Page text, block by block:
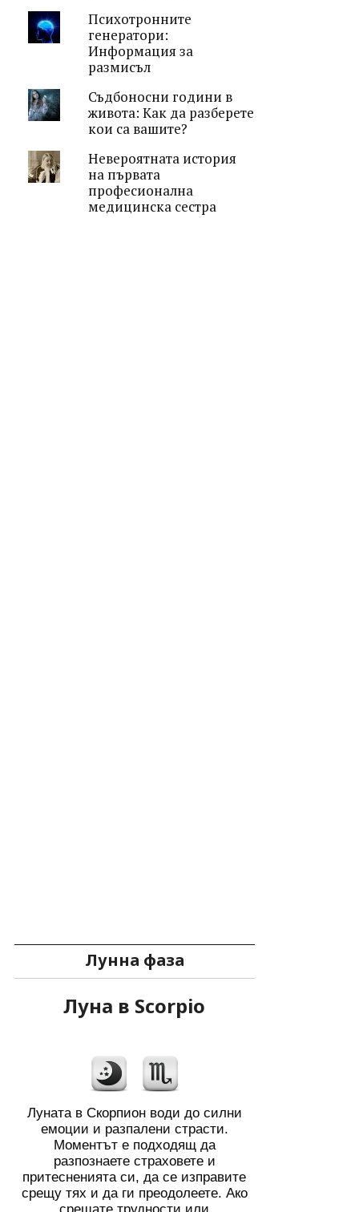
Психотронните
генератори:
Информация за
размисъл
Съдбоносни години в
живота: Как да разберете
кои са вашите?
Невероятната история
на първата
професионална
медицинска сестра
Лунна фаза
Луна в Scorpio
Луната в Скорпион води до силни
емоции и разпалени страсти.
Моментът е подходящ да
разпознаете страховете и
притесненията си, да се изправите
срещу тях и да ги преодолеете. Ако